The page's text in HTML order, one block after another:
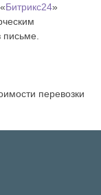
Битрикс24»